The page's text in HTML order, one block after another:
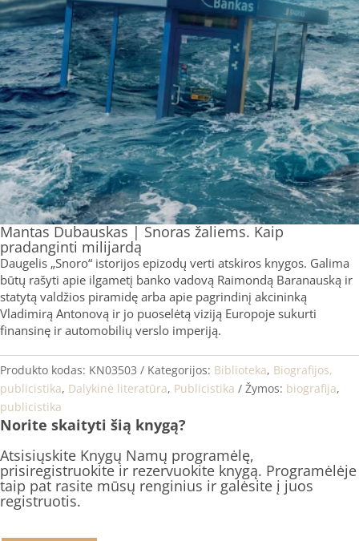
Mantas Dubauskas | Snoras žaliems. Kaip
pradanginti milijardą
Daugelis „Snoro“ istorijos epizodų verti atskiros knygos. Galima
būtų rašyti apie ilgametį banko vadovą Raimondą Baranauską ir
statytą valdžios piramidę arba apie pagrindinį akcininką
Vladimirą Antonovą ir jo puoselėtą viziją Europoje sukurti
finansinę ir automobilių verslo imperiją.
Produkto kodas: KN03503 Kategorijos: Biblioteka, Biografijos,
publicistika, Dalykinė literatūra, Publicistika Žymos: biografija,
publicistika
Norite skaityti šią knygą?
Atsisiųskite Knygų Namų programėlę,
prisiregistruokite ir rezervuokite knygą. Programėlėje
taip pat rasite mūsų renginius ir galėsite į juos
registruotis.